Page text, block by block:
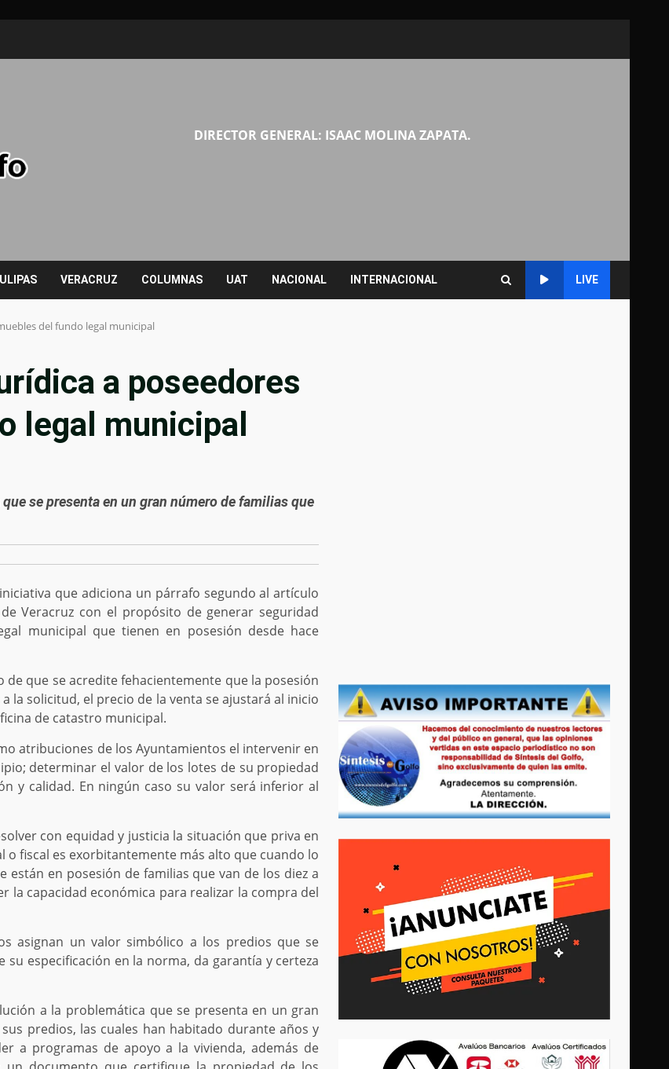
DIRECTOR GENERAL: ISAAC MOLINA ZAPATA.
VERACRUZ COLUMNAS UAT NACIONAL INTERNACIONAL LIVE
del fundo legal municipal
a poseedores
legal municipal
se presenta en un gran número de familias que
que adiciona un párrafo segundo al artículo
Veracruz con el propósito de generar seguridad
municipal que tienen en posesión desde hace
que se acredite fehacientemente que la posesión
la solicitud, el precio de la venta se ajustará al inicio
de catastro municipal.
atribuciones de los Ayuntamientos el intervenir en
determinar el valor de los lotes de su propiedad
y calidad. En ningún caso su valor será inferior al
con equidad y justicia la situación que priva en
fiscal es exorbitantemente más alto que cuando lo
en posesión de familias que van de los diez a
la capacidad económica para realizar la compra del
asignan un valor simbólico a los predios que se
especificación en la norma, da garantía y certeza
a la problemática que se presenta en un gran
predios, las cuales han habitado durante años y
a programas de apoyo a la vivienda, además de